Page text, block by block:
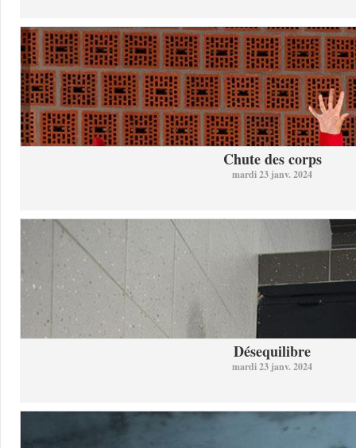
Chute des corps
mardi 23 janv. 2024
Désequilibre
mardi 23 janv. 2024